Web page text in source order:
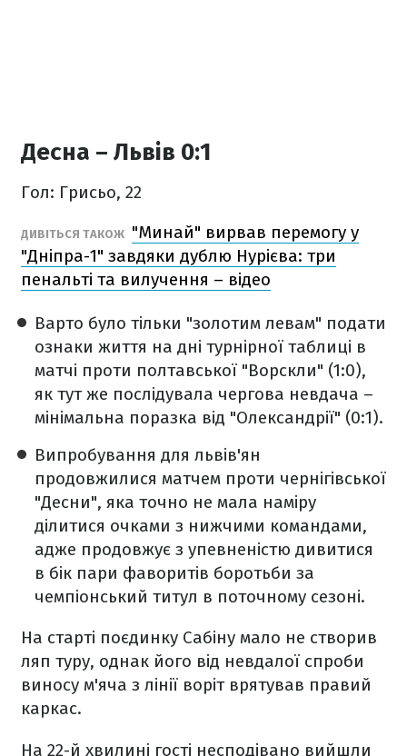
Десна – Львів 0:1
Гол: Грисьо, 22
ДИВІТЬСЯ ТАКОЖ "Минай" вирвав перемогу у
"Дніпра-1" завдяки дублю Нурієва: три
пенальті та вилучення – відео
Варто було тільки "золотим левам" подати
ознаки життя на дні турнірної таблиці в
матчі проти полтавської "Ворскли" (1:0),
як тут же послідувала чергова невдача –
мінімальна поразка від "Олександрії" (0:1).
Випробування для львів'ян
продовжилися матчем проти чернігівської
"Десни", яка точно не мала наміру
ділитися очками з нижчими командами,
адже продовжує з упевненістю дивитися
в бік пари фаворитів боротьби за
чемпіонський титул в поточному сезоні.
На старті поєдинку Сабіну мало не створив
ляп туру, однак його від невдалої спроби
виносу м'яча з лінії воріт врятував правий
каркас.
На 22-й хвилині гості несподівано вийшли